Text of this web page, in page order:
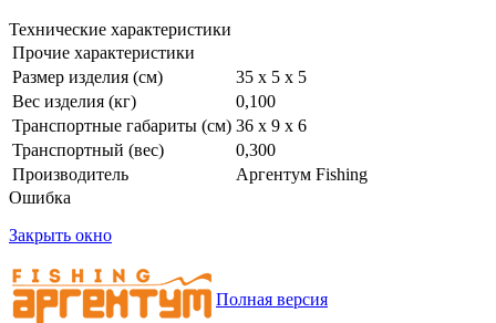
Технические характеристики
Прочие характеристики
Размер изделия (см)
35 х 5 х 5
Вес изделия (кг)
0,100
Транспортные габариты (см) 36 х 9 х 6
Транспортный (вес)
0,300
Производитель
Аргентум Fishing
Ошибка
Закрыть окно
Полная версия